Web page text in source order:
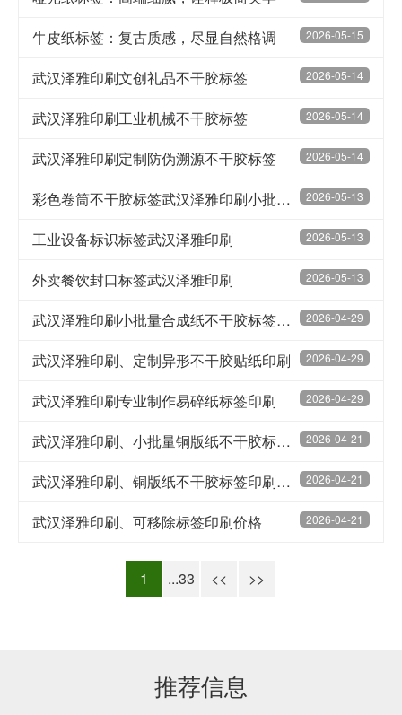
2026-05-15
牛皮纸标签：复古质感，尽显自然格调
2026-05-14
武汉泽雅印刷文创礼品不干胶标签
2026-05-14
武汉泽雅印刷工业机械不干胶标签
2026-05-14
武汉泽雅印刷定制防伪溯源不干胶标签
2026-05-13
彩色卷筒不干胶标签武汉泽雅印刷小批量定制
2026-05-13
工业设备标识标签武汉泽雅印刷
2026-05-13
外卖餐饮封口标签武汉泽雅印刷
2026-04-29
武汉泽雅印刷小批量合成纸不干胶标签定制
2026-04-29
武汉泽雅印刷、定制异形不干胶贴纸印刷
2026-04-29
武汉泽雅印刷专业制作易碎纸标签印刷
2026-04-21
武汉泽雅印刷、小批量铜版纸不干胶标签印刷定做
2026-04-21
武汉泽雅印刷、铜版纸不干胶标签印刷定做
2026-04-21
武汉泽雅印刷、可移除标签印刷价格
1 ...33 << >>
推荐信息